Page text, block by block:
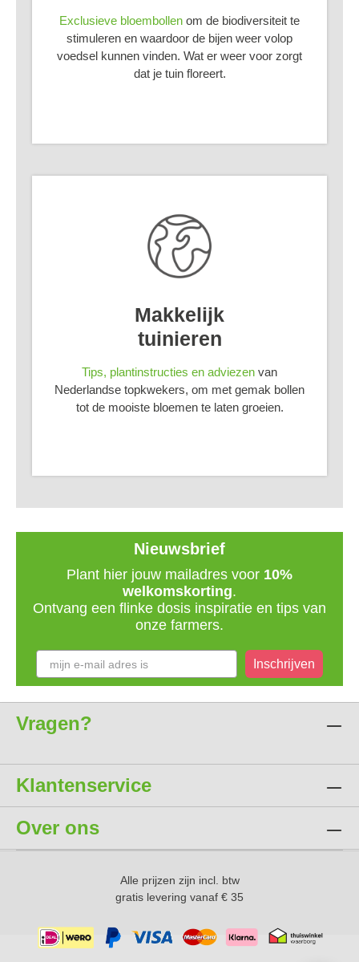
Exclusieve bloembollen om de biodiversiteit te
stimuleren en waardoor de bijen weer volop
voedsel kunnen vinden. Wat er weer voor zorgt
dat je tuin floreert.
Makkelijk
tuinieren
Tips, plantinstructies en adviezen van
Nederlandse topkwekers, om met gemak bollen
tot de mooiste bloemen te laten groeien.
Nieuwsbrief
Plant hier jouw mailadres voor 10%
welkomskorting.
Ontvang een flinke dosis inspiratie en tips van
onze farmers.
Inschrijven
Vragen?
Klantenservice
Over ons
Alle prijzen zijn incl. btw
gratis levering vanaf € 35